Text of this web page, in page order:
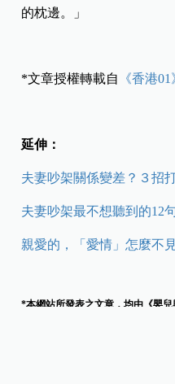
的枕邊。」
*文章授權轉載自 《香港01
延伸：
夫妻吵架關係變差？３招
夫妻吵架最不想聽到的12
親愛的，「愛情」怎麼不
*本網站所發表之文章，均由《嬰